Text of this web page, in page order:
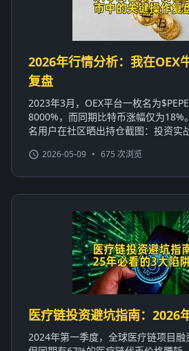
2026年行情分析：我在OEX
复盘
2023年3月，OEX平台一枚名为
8000%，而同期比特币涨幅仅为18%
名用户在社区晒出持仓截图：投资实
2026-05-09 • 675 次浏览
医疗链投资避坑指南：2026
2024年第一季度，全球医疗链项目融